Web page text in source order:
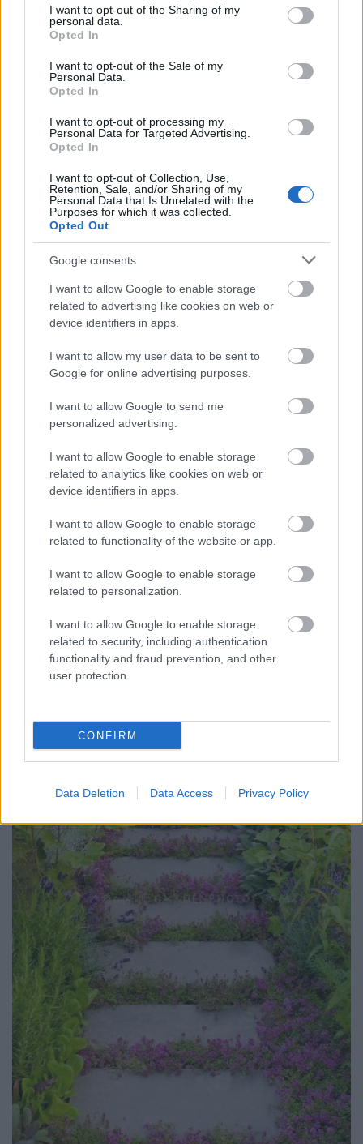
not limited to your visit or usage behaviour. You may click to
grant or deny consent to Google and its third-party tags to
use your data for below specified purposes in below Google
consent section.
I want to opt-out of the Sharing of my
personal data.
Opted In
I want to opt-out of the Sale of my
Personal Data.
Opted In
I want to opt-out of processing my
Personal Data for Targeted Advertising.
Opted In
I want to opt-out of Collection, Use,
Retention, Sale, and/or Sharing of my
Personal Data that Is Unrelated with the
Purposes for which it was collected.
Opted Out
Google consents
I want to allow Google to enable storage
related to advertising like cookies on web or
device identifiers in apps.
I want to allow my user data to be sent to
Google for online advertising purposes.
I want to allow Google to send me
personalized advertising.
I want to allow Google to enable storage
related to analytics like cookies on web or
device identifiers in apps.
I want to allow Google to enable storage
related to functionality of the website or app.
I want to allow Google to enable storage
related to personalization.
I want to allow Google to enable storage
related to security, including authentication
functionality and fraud prevention, and other
user protection.
CONFIRM
Data Deletion Data Access Privacy Policy
tőosztással, mely utóbbit télen, a nyugalmi
időszakban érdemes elvégezni. Zölddugványozással
vágjunk le 3-4 rügypáros hajtásokat, az alsó
leveleket szedjük le, és tegyük vagy vízbe, vagy
komposzt-tőzeg keverékbe. Állandóan nedvesen
A veteményesben nagy hasznát vesszük, mert elűzi a
sárgarépalegyet, és véd hernyók, csigák, tetvek ellen
is. Az ágyás szélére – akár szegélynek – érdemes
ültetni, mert gyorsan terjed, így könnyen
elnyomhatja a haszonnövényeket.